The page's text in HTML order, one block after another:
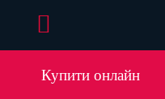
Купити онлайн